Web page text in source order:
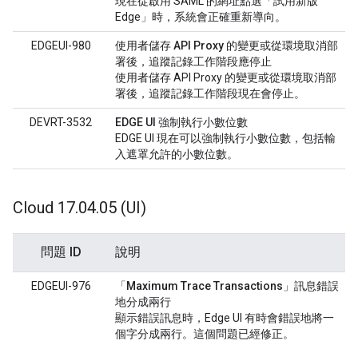
Edge」 時，系統會正確重新導向。
EDGEUI-980
使用者儲存 API Proxy 的變更或從環境取消部
署後，追蹤記錄工作階段應停止
使用者儲存 API Proxy 的變更或從環境取消部
署後，追蹤記錄工作階段現在會停止。
DEVRT-3532
EDGE UI 強制執行小數位數
EDGE UI 現在可以強制執行小數位數，包括輸
入遮罩允許的小數位數。
Cloud 17.04.05 (UI)
問題 ID 說明
EDGEUI-976
「Maximum Trace Transactions」訊息錯誤
地分成兩行
顯示錯誤訊息時，Edge UI 有時會錯誤地將一
個字分成兩行。這個問題已經修正。